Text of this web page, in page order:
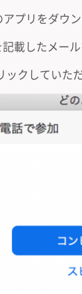
プリをダウン
載したメール
ックしていた